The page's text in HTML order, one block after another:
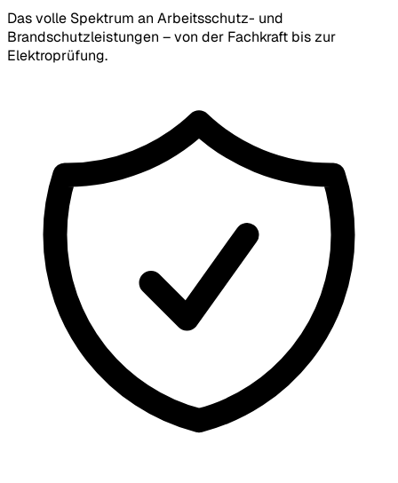
Das volle Spektrum an Arbeitsschutz- und
Brandschutzleistungen – von der Fachkraft bis zur
Elektroprüfung.